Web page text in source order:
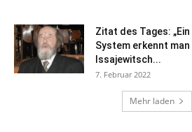
Zitat des Tages:
System erkennt
Issajewitsch...
7. Februar 2022
Mehr laden